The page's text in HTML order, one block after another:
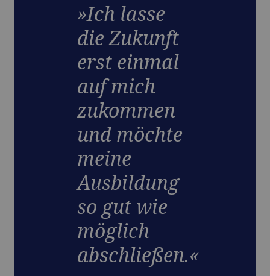
»Ich lasse
die Zukunft
erst einmal
auf mich
zukommen
und möchte
meine
Ausbildung
so gut wie
möglich
abschließen.«